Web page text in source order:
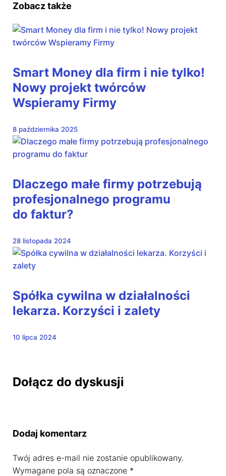
Zobacz także
Smart Money dla firm i nie tylko!
Nowy projekt twórców
Wspieramy Firmy
8 października 2025
Dlaczego małe firmy potrzebują
profesjonalnego programu
do faktur?
28 listopada 2024
Spółka cywilna w działalności
lekarza. Korzyści i zalety
10 lipca 2024
Dołącz do dyskusji
Dodaj komentarz
Twój adres e-mail nie zostanie opublikowany.
Wymagane pola są oznaczone *